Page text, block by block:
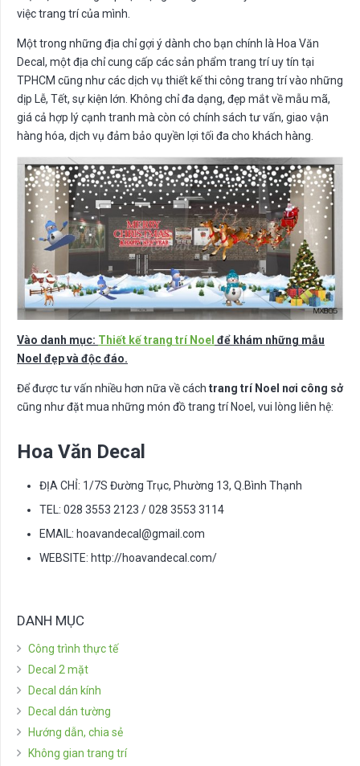
việc trang trí của mình.
Một trong những địa chỉ gợi ý dành cho bạn chính là Hoa Văn
Decal, một địa chỉ cung cấp các sản phẩm trang trí uy tín tại
TPHCM cũng như các dịch vụ thiết kế thi công trang trí vào những
dịp Lễ, Tết, sự kiện lớn. Không chỉ đa dạng, đẹp mắt về mẫu mã,
giá cả hợp lý cạnh tranh mà còn có chính sách tư vấn, giao vận
hàng hóa, dịch vụ đảm bảo quyền lợi tối đa cho khách hàng.
Vào danh mục: Thiết kế trang trí Noel để khám những mẫu
Noel đẹp và độc đáo.
Để được tư vấn nhiều hơn nữa về cách trang trí Noel nơi công sở
cũng như đặt mua những món đồ trang trí Noel, vui lòng liên hệ:
Hoa Văn Decal
ĐỊA CHỈ: 1/7S Đường Trục, Phường 13, Q.Bình Thạnh
TEL: 028 3553 2123 / 028 3553 3114
EMAIL: hoavandecal@gmail.com
WEBSITE: http://hoavandecal.com/
DANH MỤC
Công trình thực tế
Decal 2 mặt
Decal dán kính
Decal dán tường
Hướng dẫn, chia sẻ
Không gian trang trí